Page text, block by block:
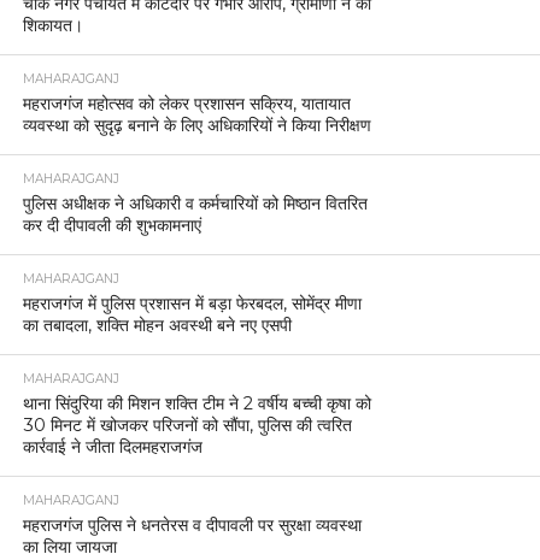
शिकायत।
MAHARAJGANJ
महराजगंज महोत्सव को लेकर प्रशासन सक्रिय, यातायात
व्यवस्था को सुदृढ़ बनाने के लिए अधिकारियों ने किया निरीक्षण
MAHARAJGANJ
पुलिस अधीक्षक ने अधिकारी व कर्मचारियों को मिष्ठान वितरित
कर दी दीपावली की शुभकामनाएं
MAHARAJGANJ
महराजगंज में पुलिस प्रशासन में बड़ा फेरबदल, सोमेंद्र मीणा
का तबादला, शक्ति मोहन अवस्थी बने नए एसपी
MAHARAJGANJ
थाना सिंदुरिया की मिशन शक्ति टीम ने 2 वर्षीय बच्ची कृषा को
30 मिनट में खोजकर परिजनों को सौंपा, पुलिस की त्वरित
कार्रवाई ने जीता दिलमहराजगंज
MAHARAJGANJ
महराजगंज पुलिस ने धनतेरस व दीपावली पर सुरक्षा व्यवस्था
का लिया जायजा